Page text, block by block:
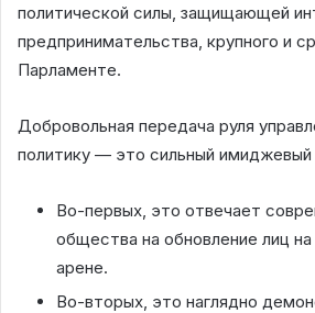
политической силы, защищающей
предпринимательства, крупного и
Парламенте.
Добровольная передача руля
политику — это сильный имиджевый
Во-первых, это отвечает
общества на обновление лиц
арене.
Во-вторых, это наглядно